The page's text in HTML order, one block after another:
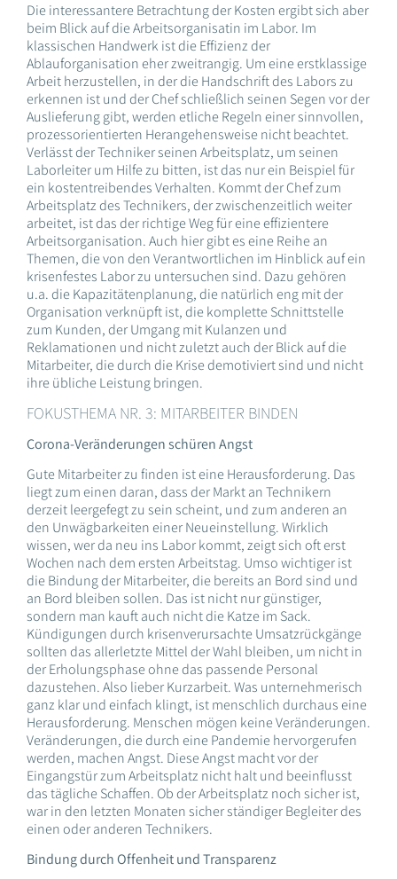
Die interessantere Betrachtung der Kosten ergibt sich aber
beim Blick auf die Arbeitsorganisatin im Labor. Im
klassischen Handwerk ist die Effizienz der
Ablauforganisation eher zweitrangig. Um eine erstklassige
Arbeit herzustellen, in der die Handschrift des Labors zu
erkennen ist und der Chef schließlich seinen Segen vor der
Auslieferung gibt, werden etliche Regeln einer sinnvollen,
prozessorientierten Herangehensweise nicht beachtet.
Verlässt der Techniker seinen Arbeitsplatz, um seinen
Laborleiter um Hilfe zu bitten, ist das nur ein Beispiel für
ein kostentreibendes Verhalten. Kommt der Chef zum
Arbeitsplatz des Technikers, der zwischenzeitlich weiter
arbeitet, ist das der richtige Weg für eine effizientere
Arbeitsorganisation. Auch hier gibt es eine Reihe an
Themen, die von den Verantwortlichen im Hinblick auf ein
krisenfestes Labor zu untersuchen sind. Dazu gehören
u.a. die Kapazitätenplanung, die natürlich eng mit der
Organisation verknüpft ist, die komplette Schnittstelle
zum Kunden, der Umgang mit Kulanzen und
Reklamationen und nicht zuletzt auch der Blick auf die
Mitarbeiter, die durch die Krise demotiviert sind und nicht
ihre übliche Leistung bringen.
FOKUSTHEMA NR. 3: MITARBEITER BINDEN
Corona-Veränderungen schüren Angst
Gute Mitarbeiter zu finden ist eine Herausforderung. Das
liegt zum einen daran, dass der Markt an Technikern
derzeit leergefegt zu sein scheint, und zum anderen an
den Unwägbarkeiten einer Neueinstellung. Wirklich
wissen, wer da neu ins Labor kommt, zeigt sich oft erst
Wochen nach dem ersten Arbeitstag. Umso wichtiger ist
die Bindung der Mitarbeiter, die bereits an Bord sind und
an Bord bleiben sollen. Das ist nicht nur günstiger,
sondern man kauft auch nicht die Katze im Sack.
Kündigungen durch krisenverursachte Umsatzrückgänge
sollten das allerletzte Mittel der Wahl bleiben, um nicht in
der Erholungsphase ohne das passende Personal
dazustehen. Also lieber Kurzarbeit. Was unternehmerisch
ganz klar und einfach klingt, ist menschlich durchaus eine
Herausforderung. Menschen mögen keine Veränderungen.
Veränderungen, die durch eine Pandemie hervorgerufen
werden, machen Angst. Diese Angst macht vor der
Eingangstür zum Arbeitsplatz nicht halt und beeinflusst
das tägliche Schaffen. Ob der Arbeitsplatz noch sicher ist,
war in den letzten Monaten sicher ständiger Begleiter des
einen oder anderen Technikers.
Bindung durch Offenheit und Transparenz